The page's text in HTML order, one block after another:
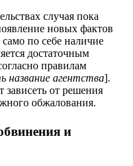
случая пока
новых фактов
по себе наличие
достаточным
правилам
название агентства].
зависеть от решения
обжалования.
и